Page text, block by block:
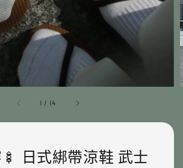
1 / 14
日式綁帶涼鞋 武士